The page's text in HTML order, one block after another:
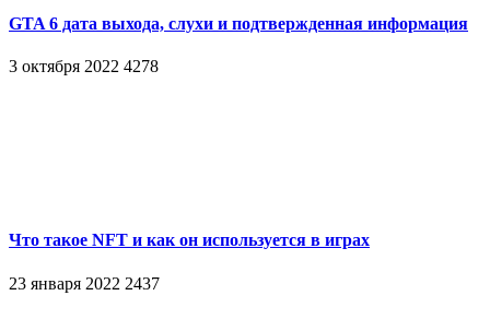
GTA 6 дата выхода, слухи и подтвержденная информация
3 октября 2022 4278
Что такое NFT и как он используется в играх
23 января 2022 2437